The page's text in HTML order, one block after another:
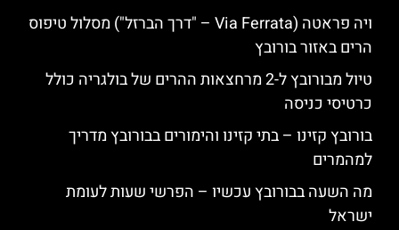
ויה פראטה (Via Ferrata – "דרך הברזל") מסלול טיפוס
הרים באזור בורובץ
טיול מבורובץ ל-2 מרחצאות ההרים של בולגריה כולל
כרטיסי כניסה
בורובץ קזינו – בתי קזינו והימורים בבורובץ מדריך
למהמרים
מה השעה בבורובץ עכשיו – הפרשי שעות לעומת
ישראל